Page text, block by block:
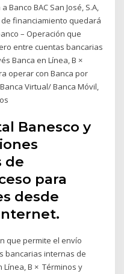
Banco BAC San José, S.A,
financiamiento quedará
– Operación que
entre cuentas bancarias
Banca en Línea, B ×
operar con Banca por
Virtual/ Banca Móvil,
Banesco y
de
para
desde
que permite el envío
bancarias internas de
B × Términos y